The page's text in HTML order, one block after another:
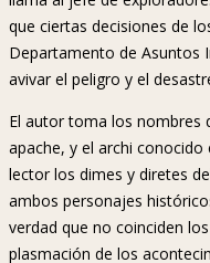
que ciertas decisiones de
Departamento de Asuntos
avivar el peligro y el
El autor toma los nombres
apache, y el archi
lector los dimes y diretes
ambos personajes
verdad que no coinciden
plasmación de los